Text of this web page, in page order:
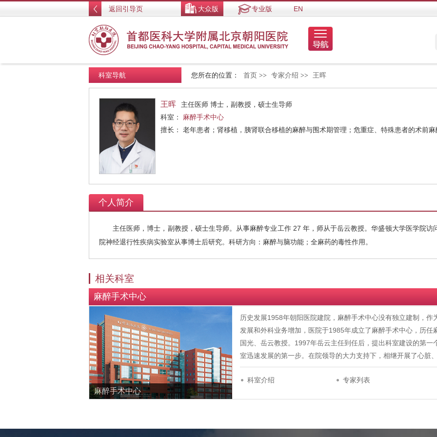
返回引导页 大众版 专业版 EN
您所在的位置： 首页 >> 专家介绍 >> 王晖
科室导航
王晖
主任医师 博士，副教授，硕士生导师
科室： 麻醉手术中心
擅长： 老年患者；肾移植，胰肾联合移植的麻醉与围术期管理；危重症、特殊患者的术前
个人简介
主任医师，博士，副教授，硕士生导师。从事麻醉专业工作 27 年，师从于岳云教授。华盛顿大学医学院
院神经退行性疾病实验室从事博士后研究。科研方向：麻醉与脑功能；全麻药的毒性作用。
相关科室
麻醉手术中心
麻醉手术中心
历史发展1958年朝阳医院建院，麻醉手术中心没有独立建制，
发展和外科业务增加，医院于1985年成立了麻醉手术中心，历
国光、岳云教授。1997年岳云主任到任后，提出科室建设的第
室迅速发展的第一步。在院领导的大力支持下，相继开展了心
科室介绍 专家列表